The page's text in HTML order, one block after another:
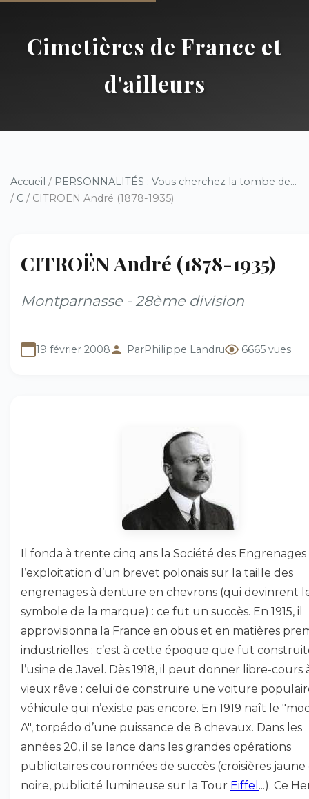
Cimetières de France et
d'ailleurs
Accueil / PERSONNALITÉS : Vous cherchez la tombe de...
/ C / CITROËN André (1878-1935)
CITROËN André (1878-1935)
Montparnasse - 28ème division
19 février 2008 ParPhilippe Landru 6665 vues
Il fonda à trente cinq ans la Société des
l’exploitation d’un brevet polonais sur la taille des
engrenages à denture en chevrons (qui devinrent
symbole de la marque) : ce fut un succès. En 1915, il
approvisionna la France en obus et en matières
industrielles : c’est à cette époque que fut
l’usine de Javel. Dès 1918, il peut donner libre-cours
vieux rêve : celui de construire une voiture
véhicule qui n’existe pas encore. En 1919 naît le
A", torpédo d’une puissance de 8 chevaux. Dans les
années 20, il se lance dans les grandes opérations
publicitaires couronnées de succès (croisières jaune
noire, publicité lumineuse sur la Tour Eiffel ...). Ce